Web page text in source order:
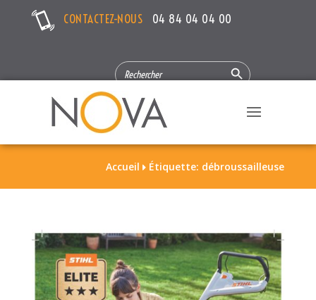
CONTACTEZ-NOUS 04 84 04 04 00
SEARCH
FOR:
Search Button
Accueil  Étiquette: débroussailleuse